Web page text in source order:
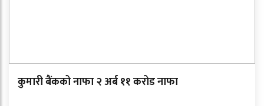
कुमारी बैंकको नाफा २ अर्ब ११ करोड नाफा